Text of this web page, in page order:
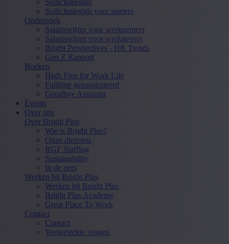
Sollicitatiegids voor starters
Onderzoek
Salariswijzer voor werknemers
Salariswijzer voor werkgevers
Bright Perspectives - HR Trends
Gen Z Rapport
Boeken
High Five for Work Life
Fulltime gepassioneerd
Goodbye Assistant
Events
Over ons
Over Bright Plus
Wie is Bright Plus?
Onze diensten
RGF Staffing
Sustainability
In de pers
Werken bij Bright Plus
Werken bij Bright Plus
Bright Plus Academy
Great Place To Work
Contact
Contact
Veelgestelde vragen